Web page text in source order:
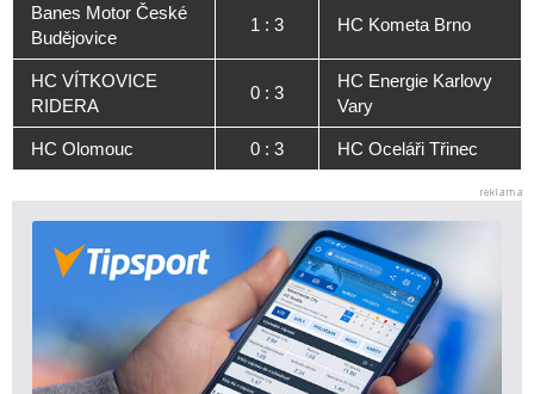
Banes Motor České
Budějovice
1 : 3 HC Kometa Brno
HC VÍTKOVICE
RIDERA
0 : 3
HC Energie Karlovy
Vary
HC Olomouc 0 : 3 HC Oceláři Třinec